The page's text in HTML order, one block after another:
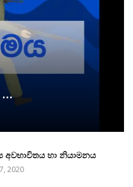
…
අවභාවිතය හා නියාමනය
2020